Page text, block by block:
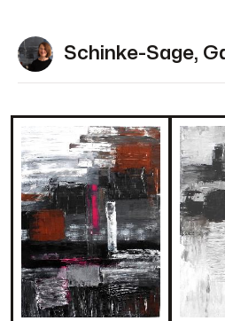
Schinke-Sage,